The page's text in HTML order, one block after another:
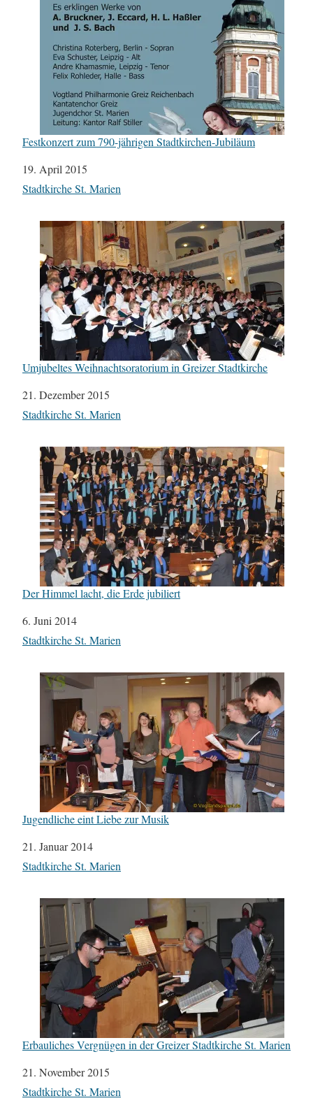
Festkonzert zum 790-jährigen Stadtkirchen-Jubiläum
Datum
19. April 2015
In Bezug auf
Stadtkirche St. Marien
Umjubeltes Weihnachtsoratorium in Greizer Stadtkirche
Datum
21. Dezember 2015
In Bezug auf
Stadtkirche St. Marien
Der Himmel lacht, die Erde jubiliert
Datum
6. Juni 2014
In Bezug auf
Stadtkirche St. Marien
Jugendliche eint Liebe zur Musik
Datum
21. Januar 2014
In Bezug auf
Stadtkirche St. Marien
Erbauliches Vergnügen in der Greizer Stadtkirche St. Marien
Datum
21. November 2015
In Bezug auf
Stadtkirche St. Marien